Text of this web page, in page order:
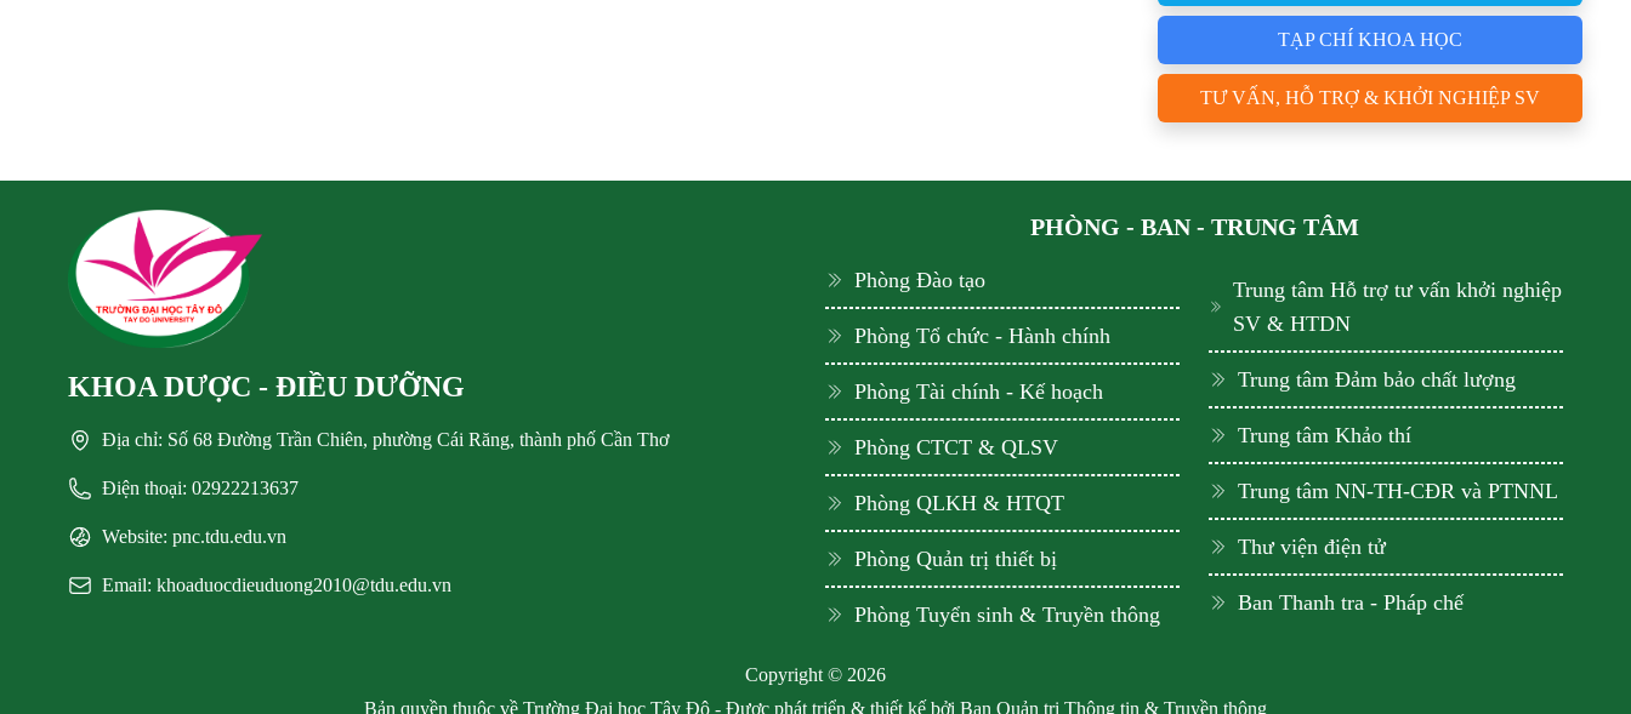
TẠP CHÍ KHOA HỌC
TƯ VẤN, HỖ TRỢ & KHỞI NGHIỆP SV
KHOA DƯỢC - ĐIỀU DƯỠNG
Địa chỉ: Số 68 Đường Trần Chiên, phường Cái Răng, thành phố Cần Thơ
Điện thoại: 02922213637
Website: pnc.tdu.edu.vn
Email: khoaduocdieuduong2010@tdu.edu.vn
PHÒNG - BAN - TRUNG TÂM
Phòng Đào tạo
Phòng Tổ chức - Hành chính
Phòng Tài chính - Kế hoạch
Phòng CTCT & QLSV
Phòng QLKH & HTQT
Phòng Quản trị thiết bị
Phòng Tuyển sinh & Truyền thông
Trung tâm Hỗ trợ tư vấn khởi nghiệp
SV & HTDN
Trung tâm Đảm bảo chất lượng
Trung tâm Khảo thí
Trung tâm NN-TH-CĐR và PTNNL
Thư viện điện tử
Ban Thanh tra - Pháp chế
Copyright © 2026
Bản quyền thuộc về Trường Đại học Tây Đô - Được phát triển & thiết kế bởi Ban Quản trị Thông tin & Truyền thông